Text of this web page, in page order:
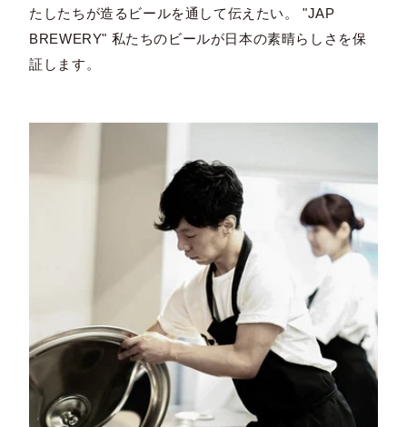
たしたちが造るビールを通して伝えたい。 "JAP
BREWERY" 私たちのビールが日本の素晴らしさを保
証します。